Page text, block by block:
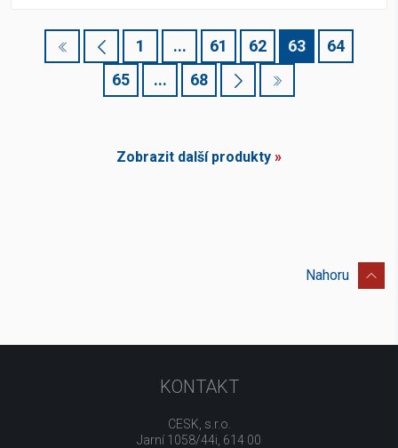
1 ... 61 62 63
64
65
... 68
Zobrazit další produkty »
Nahoru
KONTAKT
CESK, s.r.o.
Jarní 1058/44i, 614 00